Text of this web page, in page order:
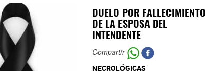
DUELO POR FALLECIMIENTO
DE LA ESPOSA DEL
INTENDENTE
Compartir
NECROLÓGICAS